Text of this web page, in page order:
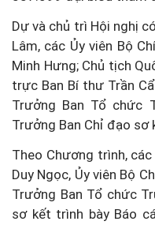
Dự và chủ trì Hội nghị
Lâm, các Ủy viên Bộ
Minh Hưng; Chủ tịch
trực Ban Bí thư Trần
Trưởng Ban Tổ chức
Trưởng Ban Chỉ đạo sơ
Theo Chương trình,
Duy Ngọc, Ủy viên Bộ
Trưởng Ban Tổ chức
sơ kết trình bày Báo